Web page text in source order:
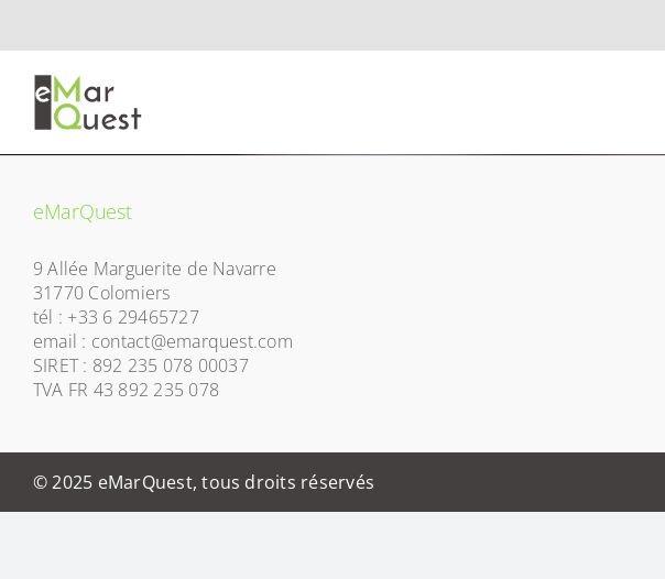
eMarQuest
9 Allée Marguerite de Navarre
31770 Colomiers
tél : +33 6 29465727
email : contact@emarquest.com
SIRET : 892 235 078 00037
TVA FR 43 892 235 078
© 2025 eMarQuest, tous droits réservés